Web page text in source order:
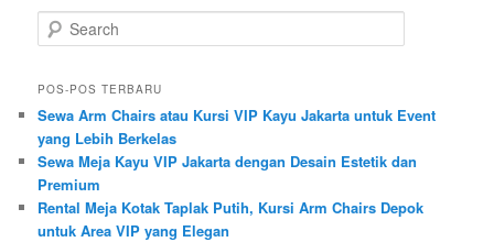
Search
POS-POS TERBARU
Sewa Arm Chairs atau Kursi VIP Kayu Jakarta untuk Event
yang Lebih Berkelas
Sewa Meja Kayu VIP Jakarta dengan Desain Estetik dan
Premium
Rental Meja Kotak Taplak Putih, Kursi Arm Chairs Depok
untuk Area VIP yang Elegan